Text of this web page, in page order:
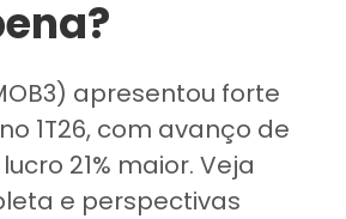
apresentou forte
1T26, com avanço de
21% maior. Veja
e perspectivas